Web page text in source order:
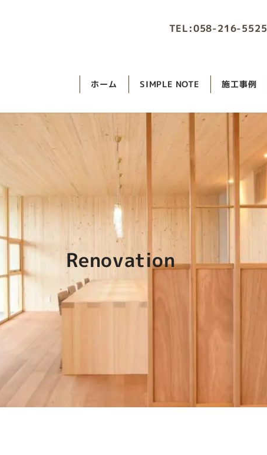
ホーム SIMPLE NOTE 施工事例
TEL:058-216-5525
Renovation